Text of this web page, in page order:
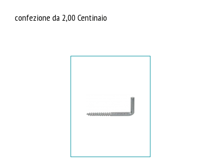
confezione da 2,00 Centinaio